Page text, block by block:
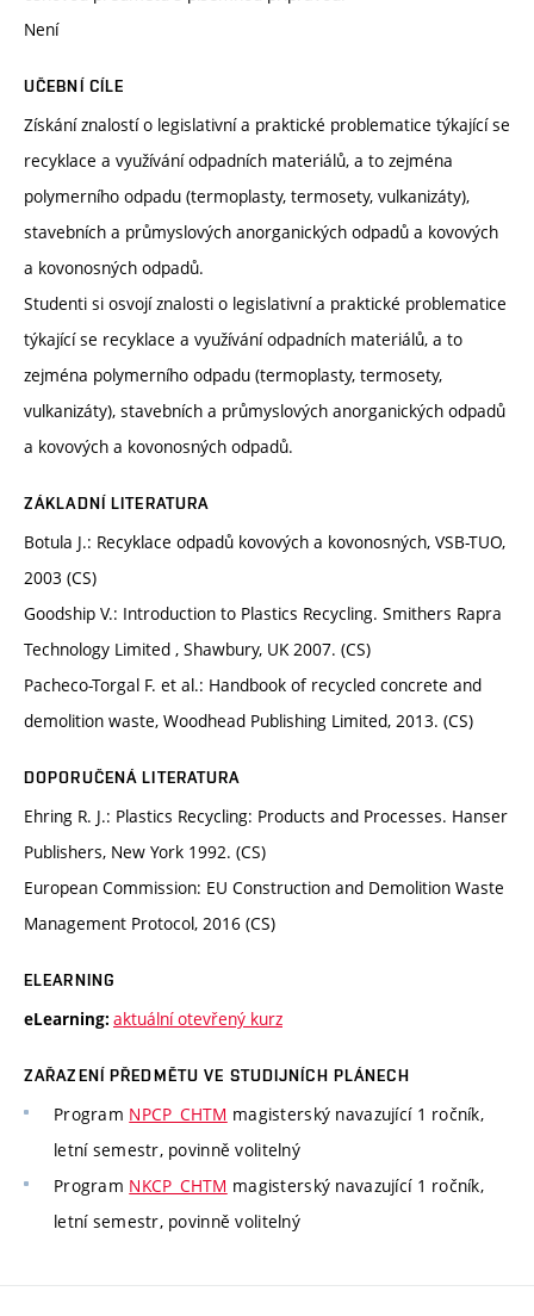
Není
UČEBNÍ CÍLE
Získání znalostí o legislativní a praktické problematice týkající se
recyklace a využívání odpadních materiálů, a to zejména
polymerního odpadu (termoplasty, termosety, vulkanizáty),
stavebních a průmyslových anorganických odpadů a kovových
a kovonosných odpadů.
Studenti si osvojí znalosti o legislativní a praktické problematice
týkající se recyklace a využívání odpadních materiálů, a to
zejména polymerního odpadu (termoplasty, termosety,
vulkanizáty), stavebních a průmyslových anorganických odpadů
a kovových a kovonosných odpadů.
ZÁKLADNÍ LITERATURA
Botula J.: Recyklace odpadů kovových a kovonosných, VSB-TUO,
2003 (CS)
Goodship V.: Introduction to Plastics Recycling. Smithers Rapra
Technology Limited , Shawbury, UK 2007. (CS)
Pacheco-Torgal F. et al.: Handbook of recycled concrete and
demolition waste, Woodhead Publishing Limited, 2013. (CS)
DOPORUČENÁ LITERATURA
Ehring R. J.: Plastics Recycling: Products and Processes. Hanser
Publishers, New York 1992. (CS)
European Commission: EU Construction and Demolition Waste
Management Protocol, 2016 (CS)
ELEARNING
eLearning: aktuální otevřený kurz
ZAŘAZENÍ PŘEDMĚTU VE STUDIJNÍCH PLÁNECH
Program NPCP_CHTM magisterský navazující 1 ročník,
letní semestr, povinně volitelný
Program NKCP_CHTM magisterský navazující 1 ročník,
letní semestr, povinně volitelný